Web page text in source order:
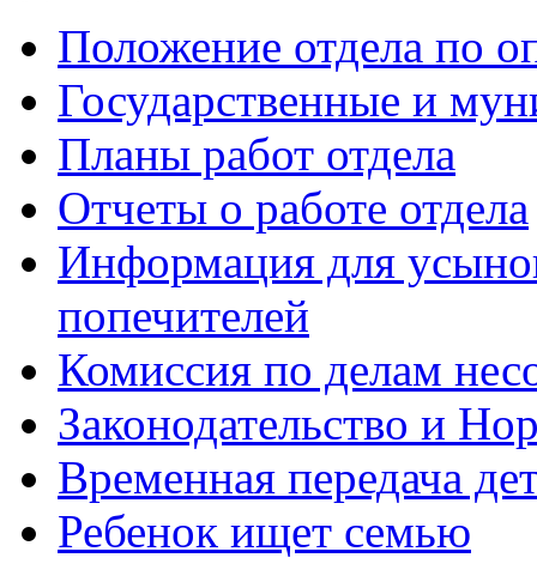
Положение отдела по
Государственные и
Планы работ отдела
Отчеты о работе отдела
Информация для
попечителей
Комиссия по делам
Законодательство и
Временная передача
Ребенок ищет семью